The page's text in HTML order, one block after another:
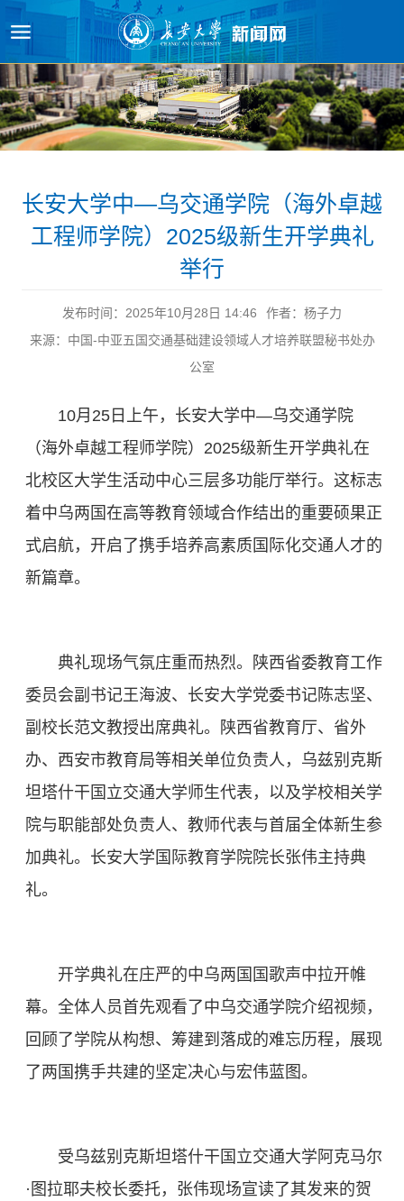
长安大学中—乌交通学院（海外卓越
工程师学院）2025级新生开学典礼
举行
发布时间：2025年10月28日 14:46
作者：杨子力
来源：中国-中亚五国交通基础建设领域人才培养联盟秘书处办
公室
10月25日上午，长安大学中—乌交通学院
（海外卓越工程师学院）2025级新生开学典礼在
北校区大学生活动中心三层多功能厅举行。这标志
着中乌两国在高等教育领域合作结出的重要硕果正
式启航，开启了携手培养高素质国际化交通人才的
新篇章。
典礼现场气氛庄重而热烈。陕西省委教育工作
委员会副书记王海波、长安大学党委书记陈志坚、
副校长范文教授出席典礼。陕西省教育厅、省外
办、西安市教育局等相关单位负责人，乌兹别克斯
坦塔什干国立交通大学师生代表，以及学校相关学
院与职能部处负责人、教师代表与首届全体新生参
加典礼。长安大学国际教育学院院长张伟主持典
礼。
开学典礼在庄严的中乌两国国歌声中拉开帷
幕。全体人员首先观看了中乌交通学院介绍视频，
回顾了学院从构想、筹建到落成的难忘历程，展现
了两国携手共建的坚定决心与宏伟蓝图。
受乌兹别克斯坦塔什干国立交通大学阿克马尔
·图拉耶夫校长委托，张伟现场宣读了其发来的贺
原图